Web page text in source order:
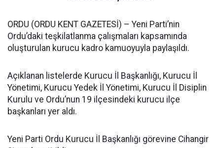
ORDU (ORDU KENT GAZETESİ) – Yeni Parti’nin
Ordu’daki teşkilatlanma çalışmaları kapsamında
oluşturulan kurucu kadro kamuoyuyla paylaşıldı.
Açıklanan listelerde Kurucu İl Başkanlığı, Kurucu İl
Yönetimi, Kurucu Yedek İl Yönetimi, Kurucu İl Disiplin
Kurulu ve Ordu’nun 19 ilçesindeki kurucu ilçe
başkanları yer aldı.
Yeni Parti Ordu Kurucu İl Başkanlığı görevine Cihangir